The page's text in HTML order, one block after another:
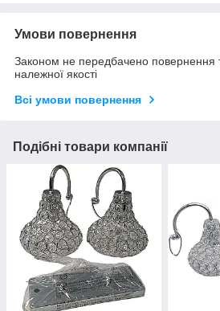
Умови повернення
Законом не передбачено повернення
належної якості
Всі умови повернення
Подібні товари компанії